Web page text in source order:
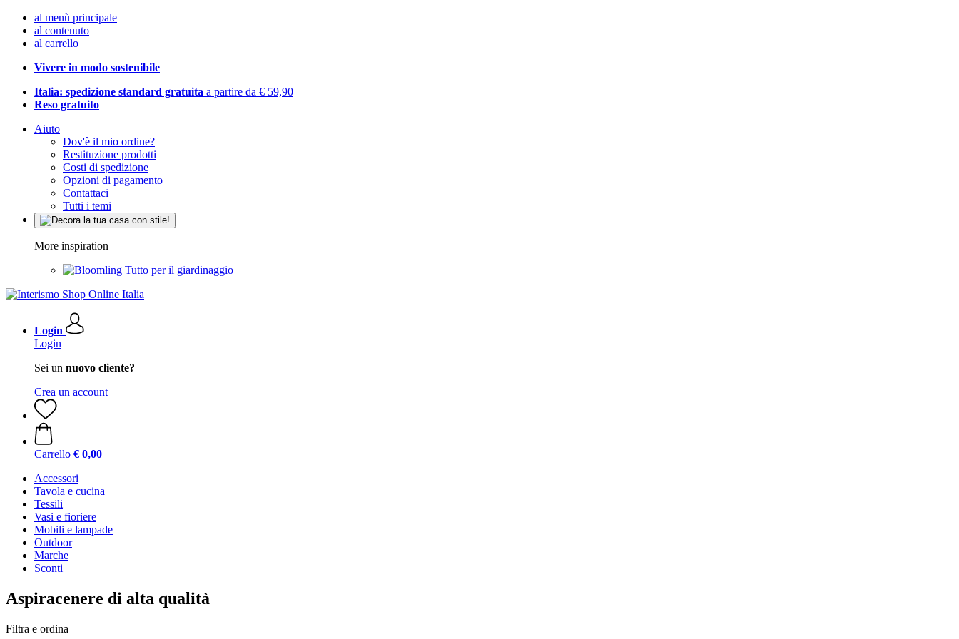
al menù principale
al contenuto
al carrello
Vivere in modo sostenibile
Italia: spedizione standard gratuita a partire da € 59,90
Reso gratuito
Aiuto
Dov'è il mio ordine?
Restituzione prodotti
Costi di spedizione
Opzioni di pagamento
Contattaci
Tutti i temi
More inspiration
Tutto per il giardinaggio
Login
Login
Sei un nuovo cliente?
Crea un account
Carrello € 0,00
Accessori
Tavola e cucina
Tessili
Vasi e fioriere
Mobili e lampade
Outdoor
Marche
Sconti
Aspiracenere di alta qualità
Filtra e ordina